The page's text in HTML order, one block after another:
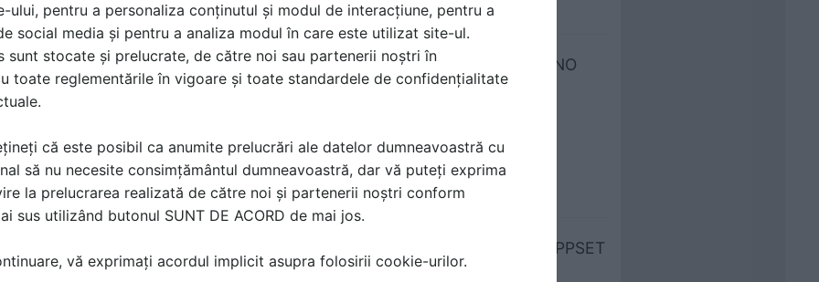
de joaca pentru copii sub 4 ani MARCUS 104320M LAPPSET - FINNO
PLAY SYSTEMS
de joaca pentru copii sub 4 ani Castel M96009 - vedere de sus LAPPSET
ABC
ului, pentru a personaliza conținutul și modul de interacțiune, pentru a
social media și pentru a analiza modul în care este utilizat site-ul.
sunt stocate și prelucrate, de către noi sau partenerii noștri în
toate reglementările în vigoare și toate standardele de confidențialitate
că este posibil ca anumite prelucrări ale datelor dumneavoastră cu
să nu necesite consimțământul dumneavoastră, dar vă puteți exprima
la prelucrarea realizată de către noi și partenerii noștri conform
sus utilizând butonul SUNT DE ACORD de mai jos.
vă exprimați acordul implicit asupra folosirii cookie-urilor.